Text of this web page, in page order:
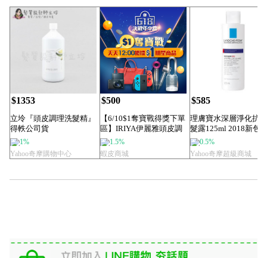
$1353
立坽『頭皮調理洗髮精』
得軼公司貨
z.one《simply ...
1%
Yahoo奇摩購物中心
$500
【6/10$1奪寶戰得獎下單
區】IRIYA伊麗雅頭皮調
理養髮...
1.5%
蝦皮商城
$585
理膚寶水深層淨化抗
髮露125ml 2018新包
0.5%
Yahoo奇摩超級商城